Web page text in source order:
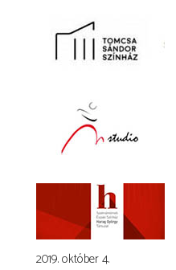
2019. október 4.